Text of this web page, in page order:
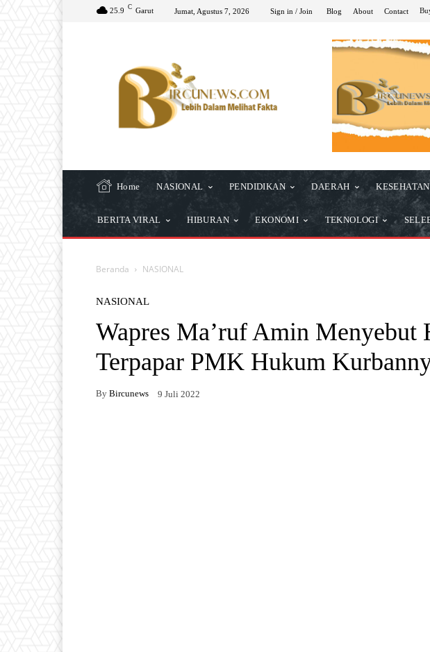
25.9 C Garut Jumat, Agustus 7, 2026 Sign in / Join Blog About Contact
Home NASIONAL PENDIDIKAN DAERAH KESEHATAN
BERITA VIRAL HIBURAN EKONOMI TEKNOLOGI
Beranda NASIONAL
NASIONAL
Wapres Ma’ruf Amin Menyebut
Terpapar PMK Hukum
By Bircunews 9 Juli 2022